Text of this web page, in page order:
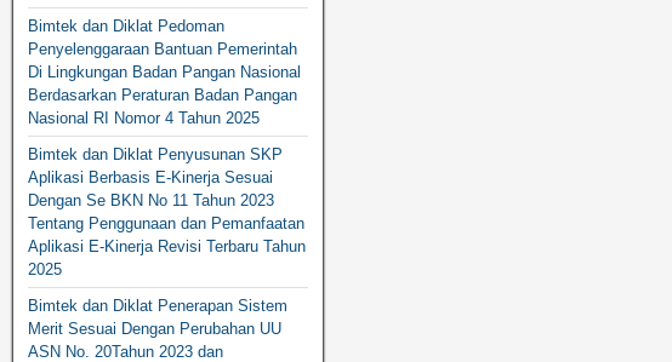
Bimtek dan Diklat Pedoman
Penyelenggaraan Bantuan Pemerintah
Di Lingkungan Badan Pangan Nasional
Berdasarkan Peraturan Badan Pangan
Nasional RI Nomor 4 Tahun 2025
Bimtek dan Diklat Penyusunan SKP
Aplikasi Berbasis E-Kinerja Sesuai
Dengan Se BKN No 11 Tahun 2023
Tentang Penggunaan dan Pemanfaatan
Aplikasi E-Kinerja Revisi Terbaru Tahun
2025
Bimtek dan Diklat Penerapan Sistem
Merit Sesuai Dengan Perubahan UU
ASN No. 20Tahun 2023 dan